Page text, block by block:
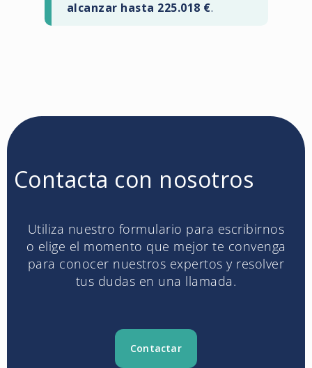
alcanzar hasta 225.018 €.
Contacta con nosotros
Utiliza nuestro formulario para escribirnos
o elige el momento que mejor te convenga
para conocer nuestros expertos y resolver
tus dudas en una llamada.
Contactar